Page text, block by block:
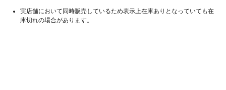
実店舗において同時販売しているため表示上在庫ありとなっていても在
庫切れの場合があります。